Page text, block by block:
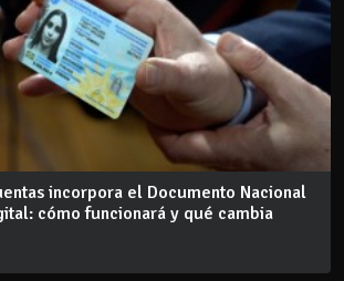
incorpora el Documento Nacional
cómo funcionará y qué cambia